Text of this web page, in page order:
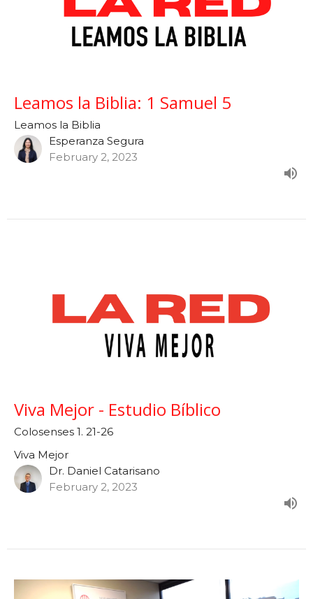
Leamos la Biblia: 1 Samuel 5
Leamos la Biblia
Esperanza Segura
February 2, 2023
Viva Mejor - Estudio Bíblico
Colosenses 1. 21-26
Viva Mejor
Dr. Daniel Catarisano
February 2, 2023